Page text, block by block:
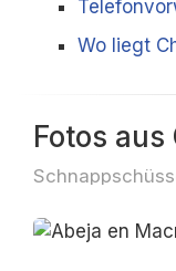
Wo liegt
Fotos aus